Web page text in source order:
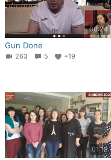
00:24
Gun Done
263 5 +19
01:18